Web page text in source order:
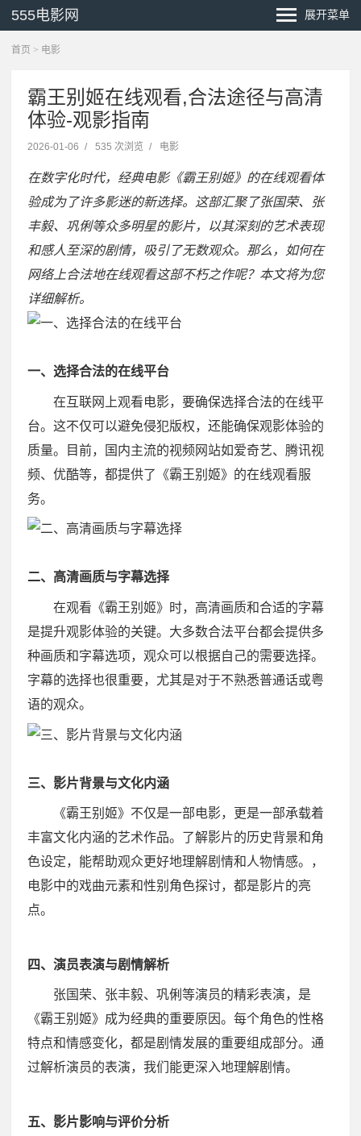
555电影网 展开菜单
首页 > 电影
霸王别姬在线观看,合法途径与高清
体验-观影指南
2026-01-06 / 535 次浏览 / 电影
在数字化时代，经典电影《霸王别姬》的在线观看体
验成为了许多影迷的新选择。这部汇聚了张国荣、张
丰毅、巩俐等众多明星的影片，以其深刻的艺术表现
和感人至深的剧情，吸引了无数观众。那么，如何在
网络上合法地在线观看这部不朽之作呢？本文将为您
详细解析。
一、选择合法的在线平台
在互联网上观看电影，要确保选择合法的在线平
台。这不仅可以避免侵犯版权，还能确保观影体验的
质量。目前，国内主流的视频网站如爱奇艺、腾讯视
频、优酷等，都提供了《霸王别姬》的在线观看服
务。
二、高清画质与字幕选择
在观看《霸王别姬》时，高清画质和合适的字幕
是提升观影体验的关键。大多数合法平台都会提供多
种画质和字幕选项，观众可以根据自己的需要选择。
字幕的选择也很重要，尤其是对于不熟悉普通话或粤
语的观众。
三、影片背景与文化内涵
《霸王别姬》不仅是一部电影，更是一部承载着
丰富文化内涵的艺术作品。了解影片的历史背景和角
色设定，能帮助观众更好地理解剧情和人物情感。，
电影中的戏曲元素和性别角色探讨，都是影片的亮
点。
四、演员表演与剧情解析
张国荣、张丰毅、巩俐等演员的精彩表演，是
《霸王别姬》成为经典的重要原因。每个角色的性格
特点和情感变化，都是剧情发展的重要组成部分。通
过解析演员的表演，我们能更深入地理解剧情。
五、影片影响与评价分析